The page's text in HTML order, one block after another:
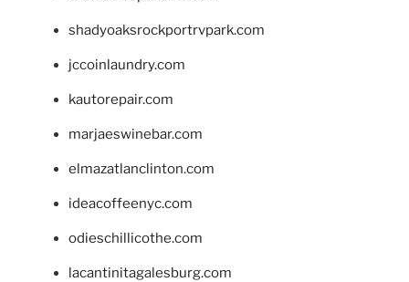
shadyoaksrockportrvpark.com
jccoinlaundry.com
kautorepair.com
marjaeswinebar.com
elmazatlanclinton.com
ideacoffeenyc.com
odieschillicothe.com
lacantinitagalesburg.com